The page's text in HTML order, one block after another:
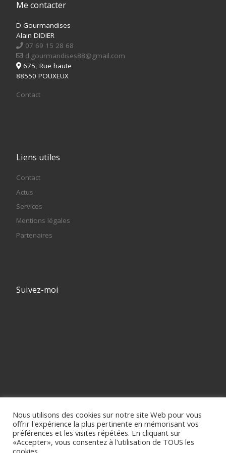
Me contacter
D Gourmandises
Alain DIDIER
07 69 15 28 68
d.gourmandises88@gmail.com
675, Rue haute
88550 POUXEUX
Contact
Liens utiles
Contact
Actus
Services
Mentions légales
Partenaires
Suivez-moi
Nous utilisons des cookies sur notre site Web pour vous
offrir l'expérience la plus pertinente en mémorisant vos
préférences et les visites répétées. En cliquant sur
«Accepter», vous consentez à l'utilisation de TOUS les
cookies.